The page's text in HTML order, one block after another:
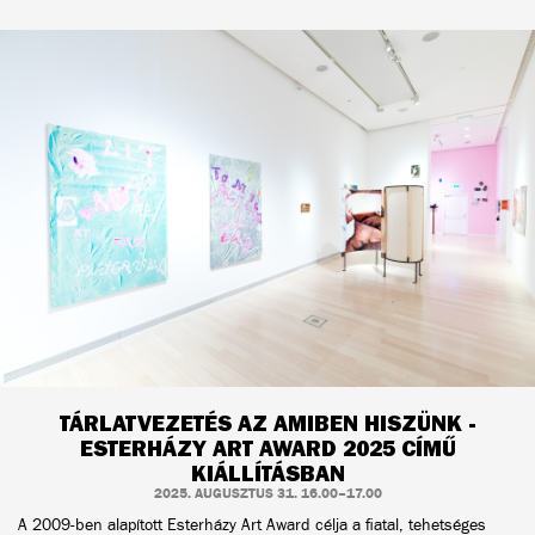
TÁRLATVEZETÉS AZ AMIBEN HISZÜNK -
ESTERHÁZY ART AWARD 2025 CÍMŰ
KIÁLLÍTÁSBAN
2025. AUGUSZTUS 31. 16.00–17.00
A 2009-ben alapított Esterházy Art Award célja a fiatal, tehetséges